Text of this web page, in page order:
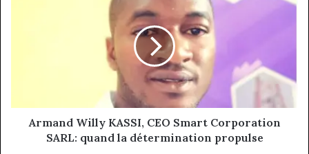
la
détermination
propulse
Armand Willy KASSI, CEO Smart Corporation
SARL: quand la détermination propulse